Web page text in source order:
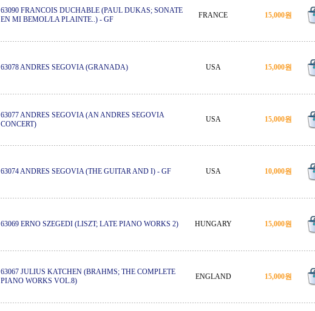
63090 FRANCOIS DUCHABLE (PAUL DUKAS; SONATE
EN MI BEMOL/LA PLAINTE..) - GF FRANCE 15,000원
63078 ANDRES SEGOVIA (GRANADA) USA 15,000원
63077 ANDRES SEGOVIA (AN ANDRES SEGOVIA
CONCERT)
USA 15,000원
63074 ANDRES SEGOVIA (THE GUITAR AND I) - GF USA 10,000원
63069 ERNO SZEGEDI (LISZT; LATE PIANO WORKS 2) HUNGARY 15,000원
63067 JULIUS KATCHEN (BRAHMS; THE COMPLETE
PIANO WORKS VOL.8)
ENGLAND 15,000원